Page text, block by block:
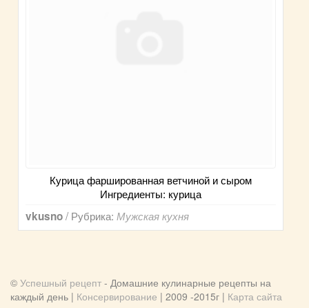
Курица фаршированная ветчиной и сыром
Ингредиенты: курица
vkusno/ Рубрика:Мужская кухня
© Успешный рецепт - Домашние кулинарные рецепты на
каждый день | Консервирование | 2009 -2015г | Карта сайта